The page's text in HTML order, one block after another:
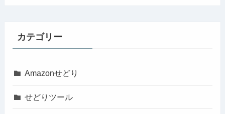
カテゴリー
Amazonせどり
せどりツール